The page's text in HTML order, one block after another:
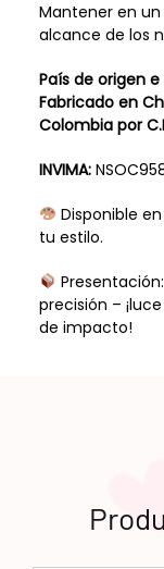
Mantener en
alcance de los
País de origen
Fabricado en
Colombia por
INVIMA:
Disponible
tu estilo.
precisión –
de impacto!